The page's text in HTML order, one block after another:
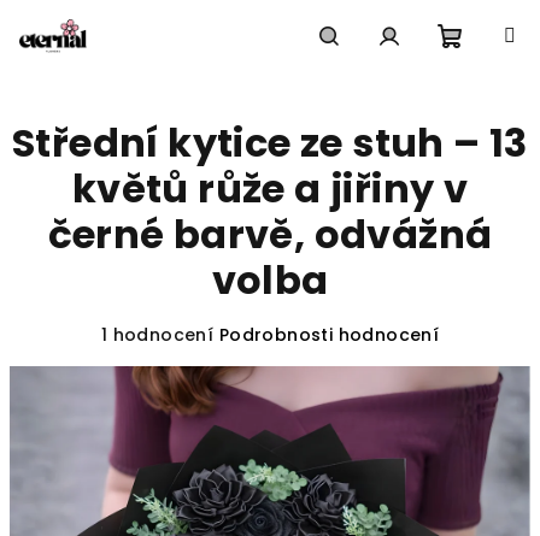
na
obsah
košík
Střední kytice ze stuh – 13
květů růže a jiřiny v
černé barvě, odvážná
volba
hvězdiček.
1 hodnocení Podrobnosti hodnocení